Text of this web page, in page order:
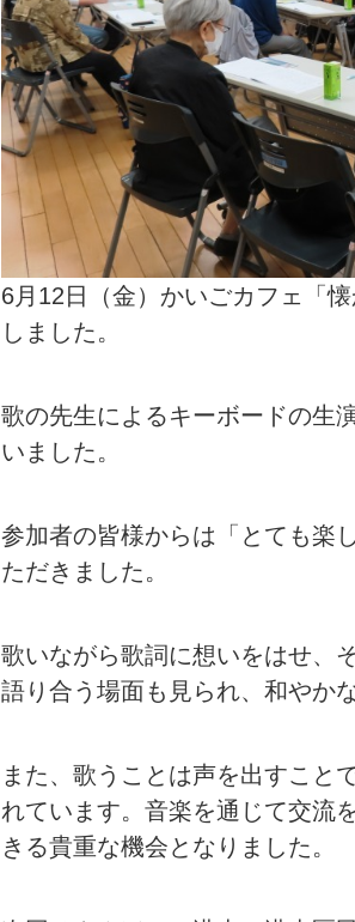
6月12日（金）かいごカフェ「
しました。
歌の先生によるキーボードの生
いました。
参加者の皆様からは「とても楽
ただきました。
歌いながら歌詞に想いをはせ、
語り合う場面も見られ、和やか
また、歌うことは声を出すこと
れています。音楽を通じて交流
きる貴重な機会となりました。